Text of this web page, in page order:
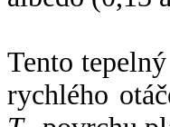
Tento
rychlého